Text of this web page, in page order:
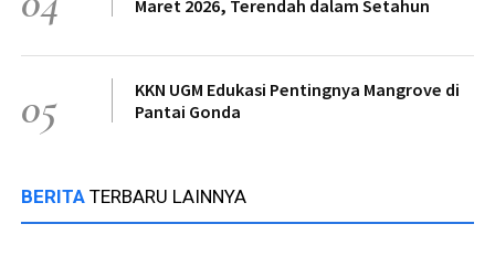
Maret 2026, Terendah dalam Setahun
05
KKN UGM Edukasi Pentingnya Mangrove di
Pantai Gonda
BERITA TERBARU LAINNYA